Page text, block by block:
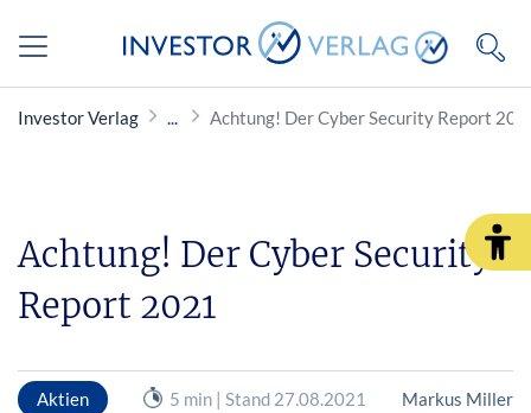
Investor Verlag Achtung! Der Cyber Security Report
Achtung! Der Cyber Security
Report 2021
Aktien 5 min | Stand 27.08.2021 Markus Miller